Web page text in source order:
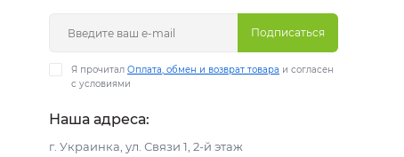
Подписаться
Я прочитал Оплата, обмен и возврат товара и согласен
с условиями
Наша адреса:
г. Украинка, ул. Связи 1, 2-й этаж